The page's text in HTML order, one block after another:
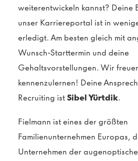
weiterentwickeln kannst? Deine
unser Karriereportal ist in
erledigt. Am besten gleich mit
Wunsch-Starttermin und deine
Gehaltsvorstellungen. Wir
kennenzulernen! Deine
Recruiting ist Sibel Yürtdik.
Fielmann ist eines der größten
Familienunternehmen Europas,
Unternehmen der